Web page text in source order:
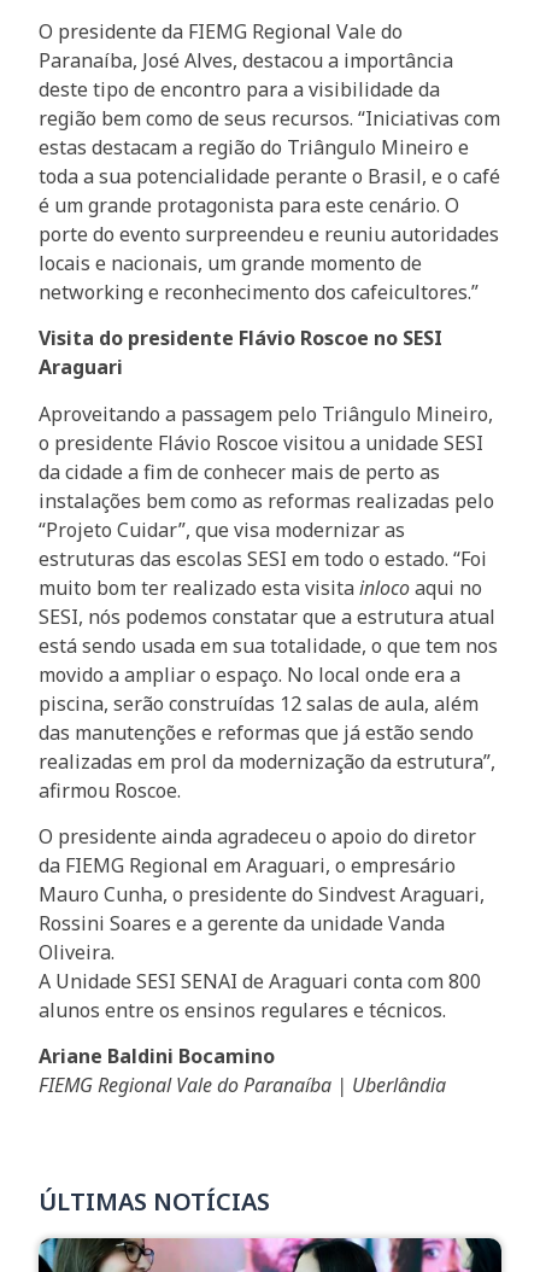
O presidente da FIEMG Regional Vale do
Paranaíba, José Alves, destacou a importância
deste tipo de encontro para a visibilidade da
região bem como de seus recursos. “Iniciativas com
estas destacam a região do Triângulo Mineiro e
toda a sua potencialidade perante o Brasil, e o café
é um grande protagonista para este cenário. O
porte do evento surpreendeu e reuniu autoridades
locais e nacionais, um grande momento de
networking e reconhecimento dos cafeicultores.”
Visita do presidente Flávio Roscoe no SESI
Araguari
Aproveitando a passagem pelo Triângulo Mineiro,
o presidente Flávio Roscoe visitou a unidade SESI
da cidade a fim de conhecer mais de perto as
instalações bem como as reformas realizadas pelo
“Projeto Cuidar”, que visa modernizar as
estruturas das escolas SESI em todo o estado. “Foi
muito bom ter realizado esta visitainlocoaqui no
SESI, nós podemos constatar que a estrutura atual
está sendo usada em sua totalidade, o que tem nos
movido a ampliar o espaço. No local onde era a
piscina, serão construídas 12 salas de aula, além
das manutenções e reformas que já estão sendo
realizadas em prol da modernização da estrutura”,
afirmou Roscoe.
O presidente ainda agradeceu o apoio do diretor
da FIEMG Regional em Araguari, o empresário
Mauro Cunha, o presidente do Sindvest Araguari,
Rossini Soares e a gerente da unidade Vanda
Oliveira.
A Unidade SESI SENAI de Araguari conta com 800
alunos entre os ensinos regulares e técnicos.
Ariane Baldini Bocamino
FIEMG Regional Vale do Paranaíba | Uberlândia
ÚLTIMAS NOTÍCIAS